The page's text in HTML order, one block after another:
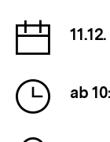
der
der
ab